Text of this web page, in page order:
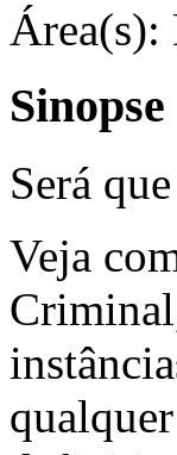
Área(s):
Sinopse
Será
Veja